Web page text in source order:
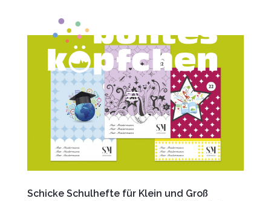
Schicke Schulhefte für Klein und Groß